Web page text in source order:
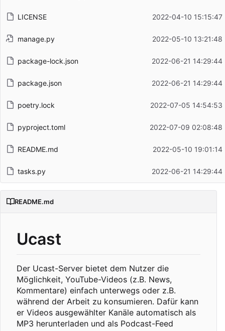
LICENSE 2022-04-10 15:15:47
manage.py 2022-05-10 13:21:48
package-lock.json 2022-06-21 14:29:44
package.json 2022-06-21 14:29:44
poetry.lock 2022-07-05 14:54:53
pyproject.toml 2022-07-09 02:08:48
README.md 2022-05-10 19:01:14
tasks.py 2022-06-21 14:29:44
README.md
Ucast
Der Ucast-Server bietet dem Nutzer die
Möglichkeit, YouTube-Videos (z.B. News,
Kommentare) einfach unterwegs oder z.B.
während der Arbeit zu konsumieren. Dafür kann
er Videos ausgewählter Kanäle automatisch als
MP3 herunterladen und als Podcast-Feed